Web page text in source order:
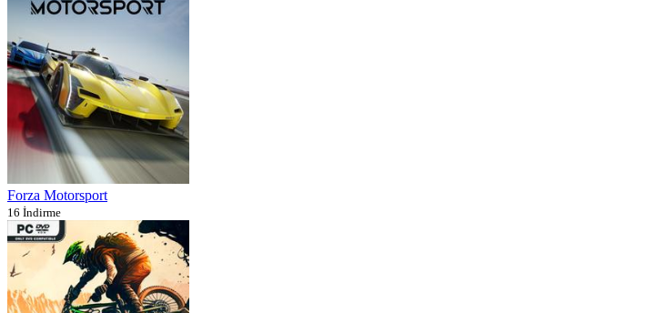
Forza Motorsport
16 İndirme